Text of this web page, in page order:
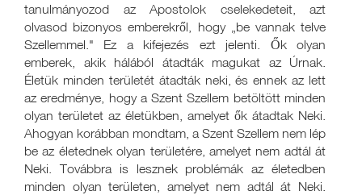
tanulmányozod az Apostolok cselekedeteit, azt
olvasod bizonyos emberekről, hogy „be vannak telve
Szellemmel." Ez a kifejezés ezt jelenti. Ők olyan
emberek, akik hálából átadták magukat az Úrnak.
Életük minden területét átadták neki, és ennek az lett
az eredménye, hogy a Szent Szellem betöltött minden
olyan területet az életükben, amelyet ők átadtak Neki.
Ahogyan korábban mondtam, a Szent Szellem nem lép
be az életednek olyan területére, amelyet nem adtál át
Neki. Továbbra is lesznek problémák az életedben
minden olyan területen, amelyet nem adtál át Neki.